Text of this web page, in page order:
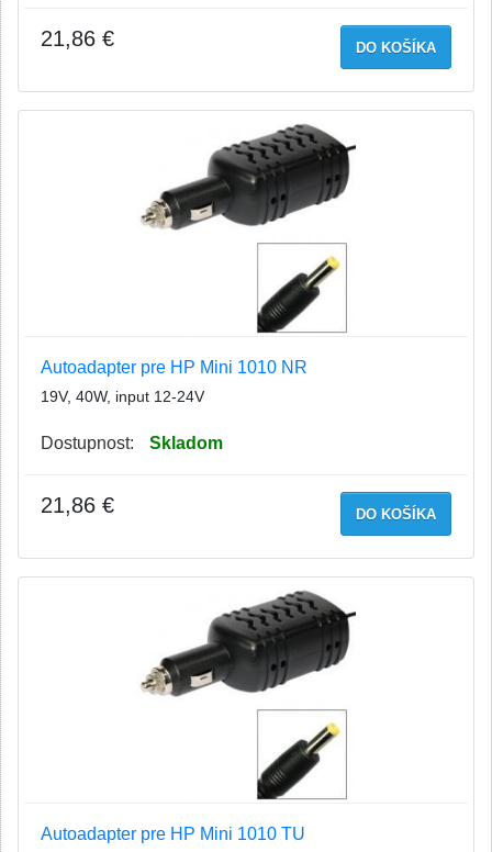
DO KOŠÍKA
21,86 €
Autoadapter pre HP Mini 1010 NR
19V, 40W, input 12-24V
Dostupnost: Skladom
DO KOŠÍKA
21,86 €
Autoadapter pre HP Mini 1010 TU